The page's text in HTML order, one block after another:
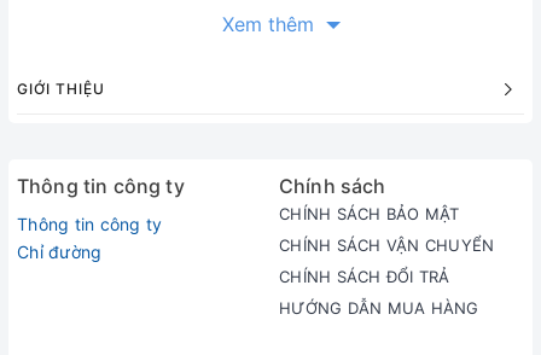
Xem thêm
GIỚI THIỆU
Thông tin công ty
Thông tin công ty
Chỉ đường
Chính sách
CHÍNH SÁCH BẢO MẬT
CHÍNH SÁCH VẬN CHUYỂN
CHÍNH SÁCH ĐỔI TRẢ
HƯỚNG DẪN MUA HÀNG